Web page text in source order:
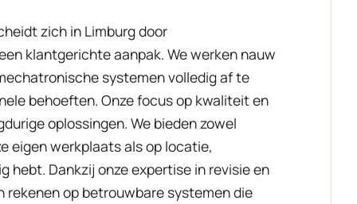
zich in Limburg door
klantgerichte aanpak. We werken nauw
systemen volledig af te
behoeften. Onze focus op kwaliteit en
oplossingen. We bieden zowel
eigen werkplaats als op locatie,
hebt. Dankzij onze expertise in revisie en
rekenen op betrouwbare systemen die